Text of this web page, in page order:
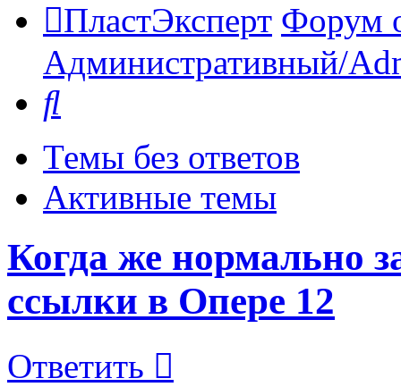
ПластЭксперт Форум
Административный/
Темы без ответов
Активные темы
Когда же нормально
ссылки в Опере 12
Ответить